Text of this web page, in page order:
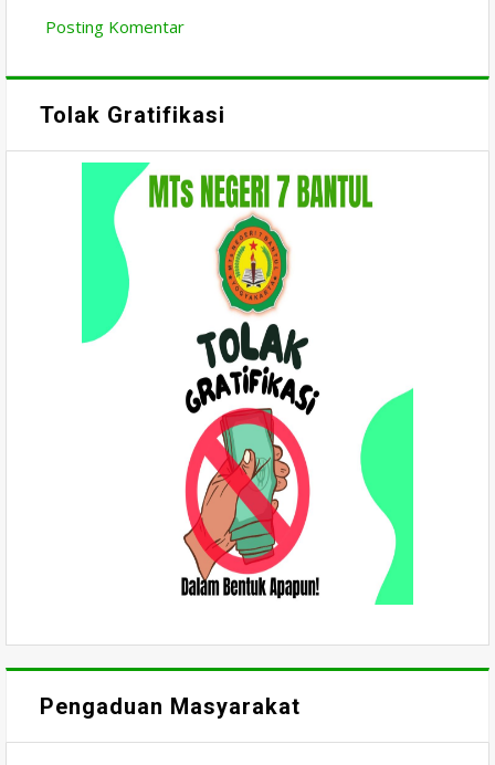
Posting Komentar
Tolak Gratifikasi
Pengaduan Masyarakat